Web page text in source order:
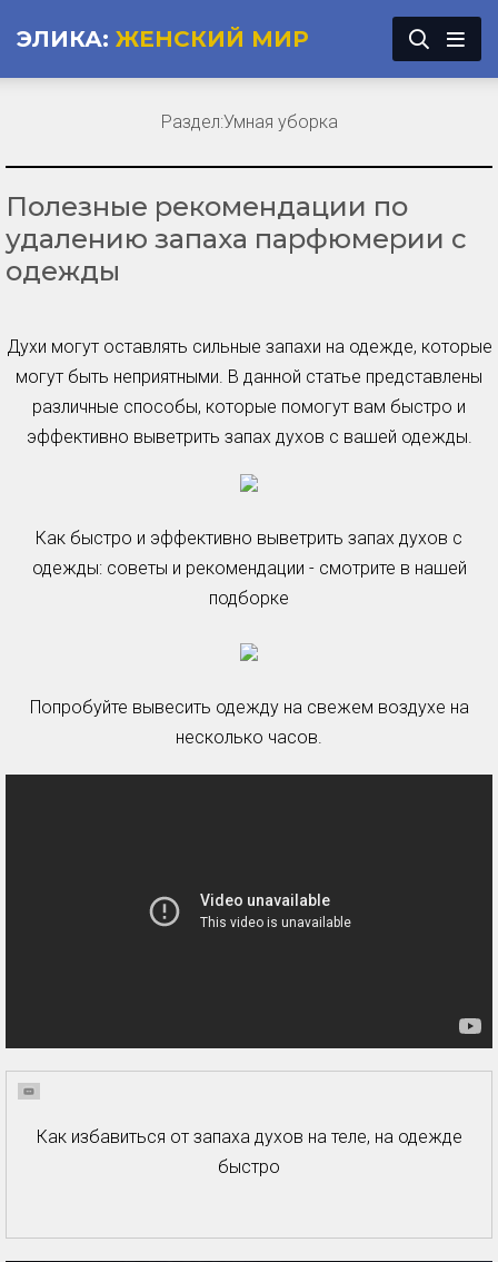
ЭЛИКА: ЖЕНСКИЙ МИР
Полезные рекомендации по
удалению запаха парфюмерии с
одежды
Духи могут оставлять сильные запахи на одежде, которые
могут быть неприятными. В данной статье представлены
различные способы, которые помогут вам быстро и
эффективно выветрить запах духов с вашей одежды.
Как быстро и эффективно выветрить запах духов с
одежды: советы и рекомендации - смотрите в нашей
подборке
Попробуйте вывесить одежду на свежем воздухе на
несколько часов.
Как избавиться от запаха духов на теле, на одежде
быстро
Раздел:Умная уборка